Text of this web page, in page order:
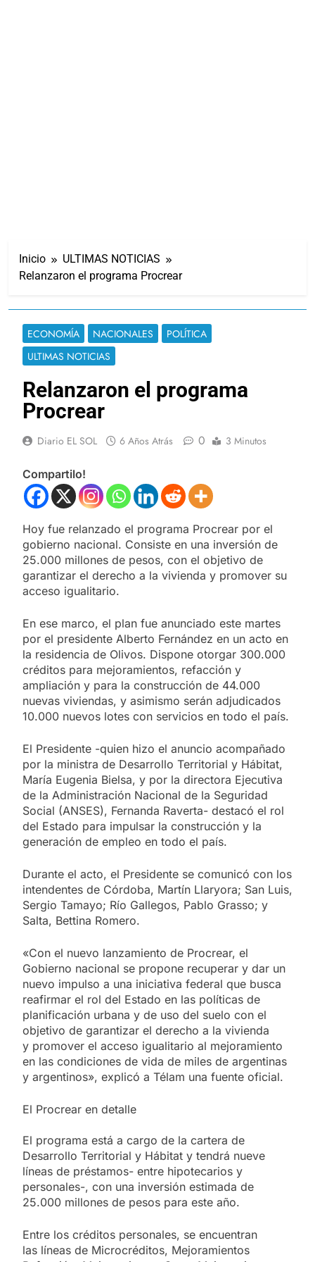
Inicio
ULTIMAS NOTICIAS
Relanzaron el programa Procrear
ECONOMÍA NACIONALES
POLÍTICA
ULTIMAS NOTICIAS
Relanzaron el programa
Procrear
Diario EL SOL 6 Años Atrás 0 3 Minutos
Compartilo!
Hoy fue relanzado el programa Procrear por el
gobierno nacional. Consiste en una inversión de
25.000 millones de pesos, con el objetivo de
garantizar el derecho a la vivienda y promover su
acceso igualitario.
En ese marco, el plan fue anunciado este martes
por el presidente Alberto Fernández en un acto en
la residencia de Olivos. Dispone otorgar 300.000
créditos para mejoramientos, refacción y
ampliación y para la construcción de 44.000
nuevas viviendas, y asimismo serán adjudicados
10.000 nuevos lotes con servicios en todo el país.
El Presidente -quien hizo el anuncio acompañado
por la ministra de Desarrollo Territorial y Hábitat,
María Eugenia Bielsa, y por la directora Ejecutiva
de la Administración Nacional de la Seguridad
Social (ANSES), Fernanda Raverta- destacó el rol
del Estado para impulsar la construcción y la
generación de empleo en todo el país.
Durante el acto, el Presidente se comunicó con los
intendentes de Córdoba, Martín Llaryora; San Luis,
Sergio Tamayo; Río Gallegos, Pablo Grasso; y
Salta, Bettina Romero.
«Con el nuevo lanzamiento de Procrear, el
Gobierno nacional se propone recuperar y dar un
nuevo impulso a una iniciativa federal que busca
reafirmar el rol del Estado en las políticas de
planificación urbana y de uso del suelo con el
objetivo de garantizar el derecho a la vivienda
y promover el acceso igualitario al mejoramiento
en las condiciones de vida de miles de argentinas
y argentinos», explicó a Télam una fuente oficial.
El Procrear en detalle
El programa está a cargo de la cartera de
Desarrollo Territorial y Hábitat y tendrá nueve
líneas de préstamos- entre hipotecarios y
personales-, con una inversión estimada de
25.000 millones de pesos para este año.
Entre los créditos personales, se encuentran
las líneas de Microcréditos, Mejoramientos